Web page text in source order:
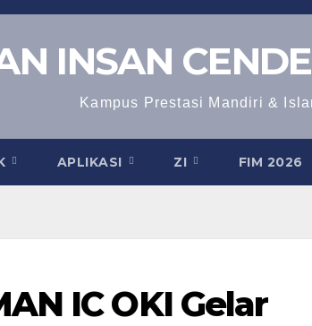
INSAN
Kampus Prestasi Mandiri &
APLIKASI ZI FIM 2026
IC OKI Gelar